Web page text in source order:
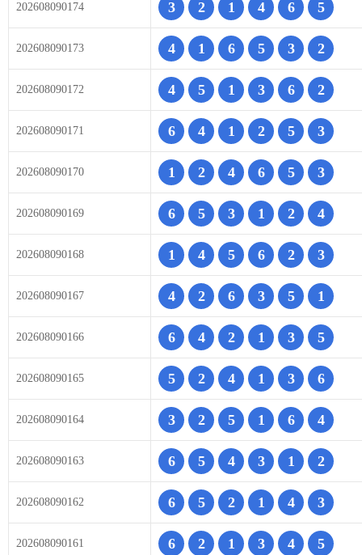
202608090174 3 2 1 4 6 5
202608090173 4 1 6 5 3 2
202608090172 4 5 1 3 6 2
202608090171 6 4 1 2 5 3
202608090170 1 2 4 6 5 3
202608090169 6 5 3 1 2 4
202608090168 1 4 5 6 2 3
202608090167 4 2 6 3 5 1
202608090166 6 4 2 1 3 5
202608090165 5 2 4 1 3 6
202608090164 3 2 5 1 6 4
202608090163 6 5 4 3 1 2
202608090162 6 5 2 1 4 3
202608090161 6 2 1 3 4 5